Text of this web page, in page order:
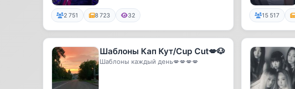
2 751 8 723 32 15 517
Шаблоны Кап Кут/Cup Cut💋🐶
Шаблоны каждый день💋💋💋💋